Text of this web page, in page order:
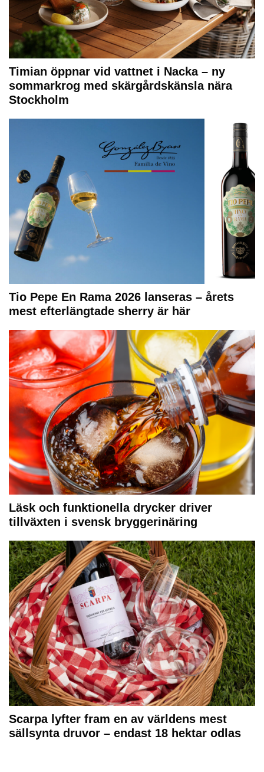
Timian öppnar vid vattnet i Nacka – ny
sommarkrog med skärgårdskänsla nära
Stockholm
Tio Pepe En Rama 2026 lanseras – årets
mest efterlängtade sherry är här
Läsk och funktionella drycker driver
tillväxten i svensk bryggerinäring
Scarpa lyfter fram en av världens mest
sällsynta druvor – endast 18 hektar odlas